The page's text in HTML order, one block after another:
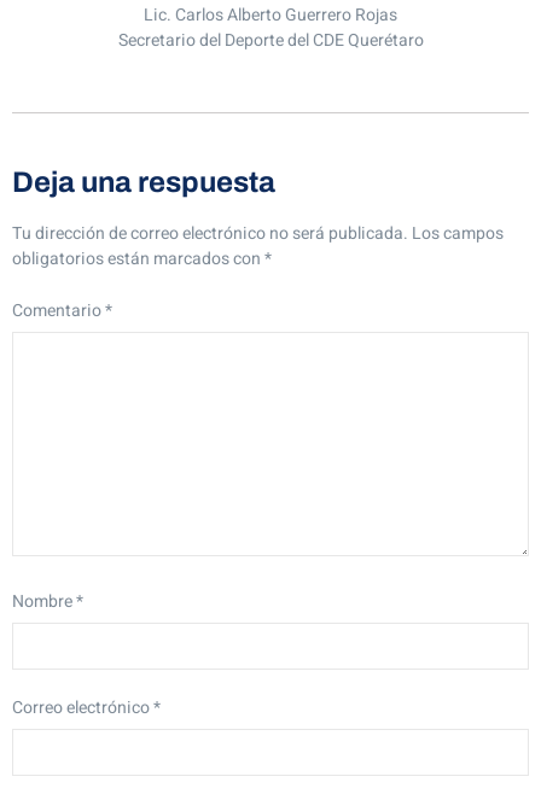
Lic. Carlos Alberto Guerrero Rojas
Secretario del Deporte del CDE Querétaro
Deja una respuesta
Tu dirección de correo electrónico no será publicada. Los campos
obligatorios están marcados con*
Comentario*
Nombre*
Correo electrónico*